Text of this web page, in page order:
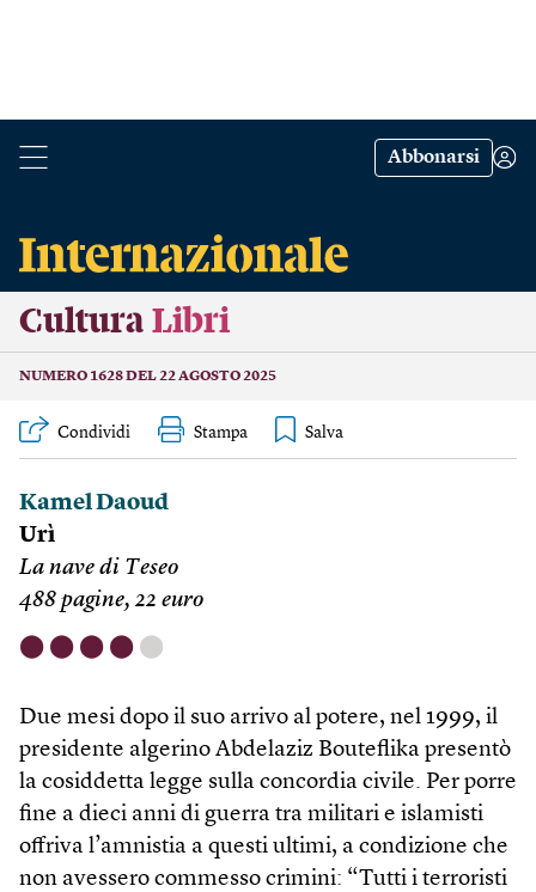
Abbonarsi
Cultura Libri
NUMERO 1628 DEL 22 AGOSTO 2025
Condividi Stampa
Kamel Daoud
Urì
La nave di Teseo
488 pagine, 22 euro
⬤ ⬤ ⬤ ⬤ ⬤
Due mesi dopo il suo arrivo al potere, nel 1999, il
presidente algerino Abdelaziz Bouteflika presentò
la cosiddetta legge sulla concordia civile. Per porre
fine a dieci anni di guerra tra militari e islamisti
offriva l’amnistia a questi ultimi, a condizione che
non avessero commesso crimini: “Tutti i terroristi